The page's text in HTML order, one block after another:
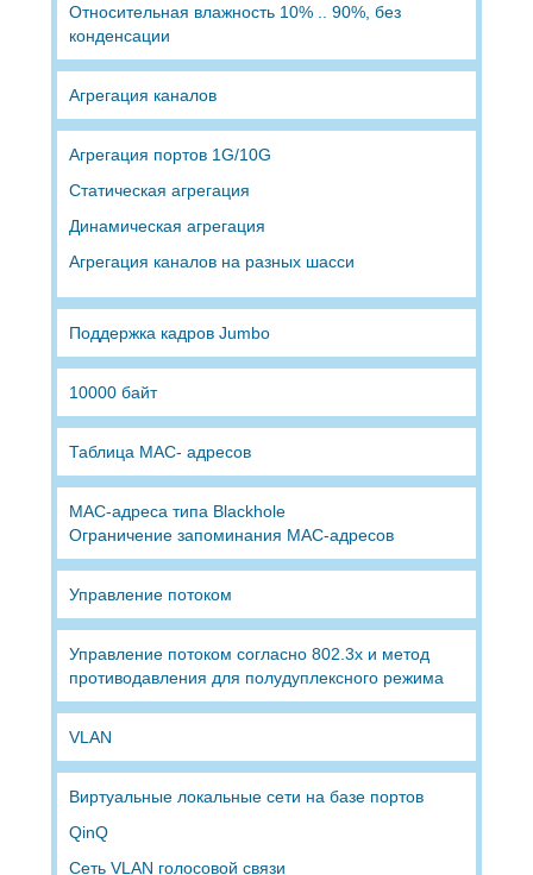
Относительная влажность 10% .. 90%, без
конденсации
Агрегация каналов
Агрегация портов 1G/10G
Статическая агрегация
Динамическая агрегация
Агрегация каналов на разных шасси
Поддержка кадров Jumbo
10000 байт
Таблица MAC- адресов
MAC-адреса типа Blackhole
Ограничение запоминания MAC-адресов
Управление потоком
Управление потоком согласно 802.3x и метод
противодавления для полудуплексного режима
VLAN
Виртуальные локальные сети на базе портов
QinQ
Сеть VLAN голосовой связи